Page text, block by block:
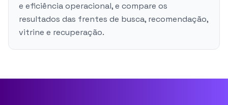
e eficiência operacional, e compare os
resultados das frentes de busca, recomendação,
vitrine e recuperação.